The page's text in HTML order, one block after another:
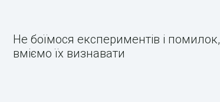
Не боїмося експериментів і помилок,
вміємо їх визнавати